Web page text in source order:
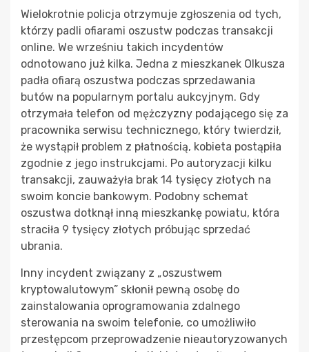
Wielokrotnie policja otrzymuje zgłoszenia od tych,
którzy padli ofiarami oszustw podczas transakcji
online. We wrześniu takich incydentów
odnotowano już kilka. Jedna z mieszkanek Olkusza
padła ofiarą oszustwa podczas sprzedawania
butów na popularnym portalu aukcyjnym. Gdy
otrzymała telefon od mężczyzny podającego się za
pracownika serwisu technicznego, który twierdził,
że wystąpił problem z płatnością, kobieta postąpiła
zgodnie z jego instrukcjami. Po autoryzacji kilku
transakcji, zauważyła brak 14 tysięcy złotych na
swoim koncie bankowym. Podobny schemat
oszustwa dotknął inną mieszkankę powiatu, która
straciła 9 tysięcy złotych próbując sprzedać
ubrania.
Inny incydent związany z „oszustwem
kryptowalutowym” skłonił pewną osobę do
zainstalowania oprogramowania zdalnego
sterowania na swoim telefonie, co umożliwiło
przestępcom przeprowadzenie nieautoryzowanych